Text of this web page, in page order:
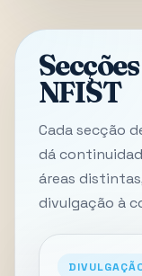
NFIST
Cada secção
dá
áreas
divulgação à